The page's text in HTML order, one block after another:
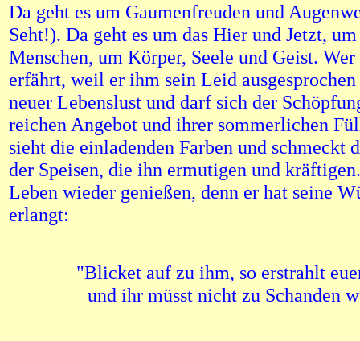
Da geht es um Gaumenfreuden und
Seht!). Da geht es um das Hier und Jetzt,
Menschen, um Körper, Seele und Geist.
erfährt, weil er ihm sein Leid
neuer Lebenslust und darf sich der
reichen Angebot und ihrer sommerlichen
sieht die einladenden Farben und schmeckt
der Speisen, die ihn ermutigen und
Leben wieder genießen, denn er hat seine
erlangt:
"Blicket auf zu ihm, so erstrahlt
und ihr müsst nicht zu Schanden